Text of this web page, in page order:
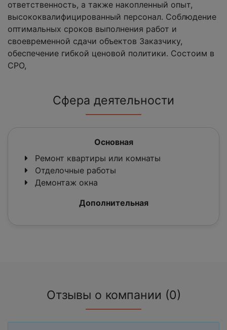
ответственность, а также накопленный опыт,
высококвалифицированный персонал. Соблюдение
оптимальных сроков выполнения работ и
своевременной сдачи объектов Заказчику,
обеспечение гибкой ценовой политики. Состоим в
СРО,
Сфера деятельности
Основная
Ремонт квартиры или комнаты
Отделочные работы
Демонтаж окна
Дополнительная
Отзывы о компании (0)